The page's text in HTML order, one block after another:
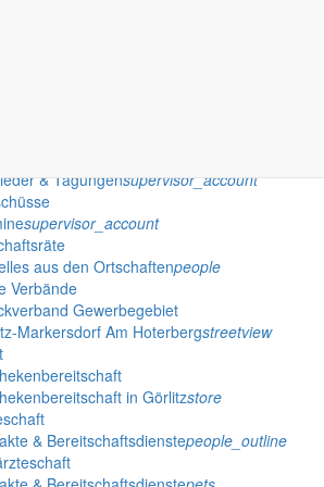
& Tagungensupervisor_account
supervisor_account
aus den Ortschaftenpeople
Verbände
Gewerbegebiet
Markersdorf Am Hoterbergstreetview
in Görlitzstore
& Bereitschaftsdienstepeople_outline